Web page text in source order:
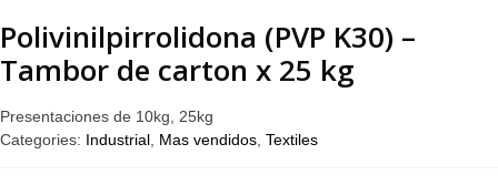
Polivinilpirrolidona (PVP K30) –
Tambor de carton x 25 kg
Presentaciones de 10kg, 25kg
Categories: Industrial, Mas vendidos, Textiles